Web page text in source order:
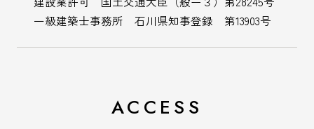
コンセプト
CONCEPT
一級建築士事務所 石川県知事登録 第13903号
ACCESS